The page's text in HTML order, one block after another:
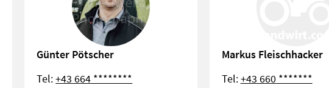
Günter Pötscher
Tel:+43 664 ********
Markus Fleischhacker
Tel:+43 660 *******